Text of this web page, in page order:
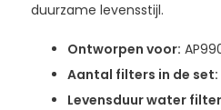
duurzame levensstijl.
Ontworpen voor:
Aantal filters in de set:
Levensduurwater filter